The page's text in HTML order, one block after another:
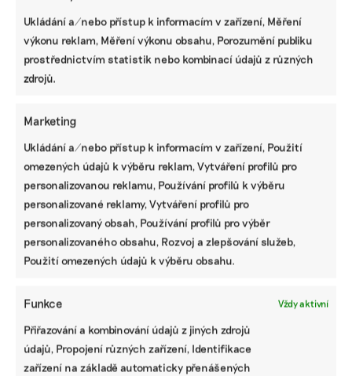
Ukládání a/nebo přístup k informacím v zařízení, Měření
výkonu reklam, Měření výkonu obsahu, Porozumění publiku
prostřednictvím statistik nebo kombinací údajů z různých
zdrojů.
Marketing
Ukládání a/nebo přístup k informacím v zařízení, Použití
omezených údajů k výběru reklam, Vytváření profilů pro
personalizovanou reklamu, Používání profilů k výběru
personalizované reklamy, Vytváření profilů pro
personalizovaný obsah, Používání profilů pro výběr
personalizovaného obsahu, Rozvoj a zlepšování služeb,
Použití omezených údajů k výběru obsahu.
Funkce Vždy aktivní
Přiřazování a kombinování údajů z jiných zdrojů
údajů, Propojení různých zařízení, Identifikace
zařízení na základě automaticky přenášených
Podrobný návod, jak na soláry na
Od nového roku si bytové a panelové domy mohou
snadněji pořídit vlastní fotovoltaiku. Unie komunitní
energetiky (UKEN) proto připravila manuál, ve kterém
popisuje přípravy před zapojením elektrárny až po
konkrétní rady, jak se na domovní schůzi na solárech
dohodnout.
Karolína Chlumecká | 19. května 2023 | Energetika | bytové domy
fotovoltaická elektrárna,paneláky